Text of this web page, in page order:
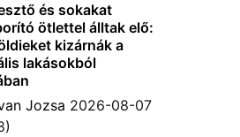
és sokakat
ötlettel álltak elő:
kizárnák a
lakásokból
Jozsa 2026-08-07